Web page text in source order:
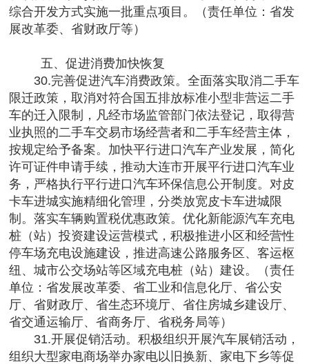
综合开发方式实施一批重点项目。（责任单位：省发
展改革委、省财政厅等）
五、促进消费加快恢复
30.完善促进汽车消费政策。全面落实取消二手车
限迁政策，取消对符合国五排放标准小型非营运二手
车的迁入限制，凡经市场监管部门依法登记，取得营
业执照的二手车交易市场经营者和二手车经营主体，
按规定给予备案。加快平行进口汽车产业发展，简化
许可证件申请手续，推动大连市开展平行进口汽车业
务，严格执行平行进口汽车环保信息公开制度。对皮
卡车进城实施精细化管理，分类放宽皮卡车进城限
制。落实车辆购置税优惠政策。优化新能源汽车充电
桩（站）投资建设运营模式，积极推进小区和经营性
停车场充电设施建设，推进高速公路服务区、客运枢
纽、城市公交场站等区域充电桩（站）建设。（责任
单位：省发展改革委、省工业和信息化厅、省公安
厅、省财政厅、省生态环境厅、省住房城乡建设厅、
省交通运输厅、省商务厅、省税务局等）
31.开展促销活动。积极组织开展汽车展销活动，
组织大型家电商场举办家电以旧换新、家电下乡等促